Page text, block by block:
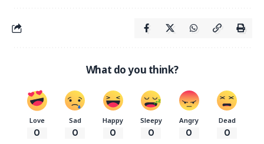
What do you think?
Love
0
Sad
0
Happy
0
Sleepy
0
Angry
0
Dead
0